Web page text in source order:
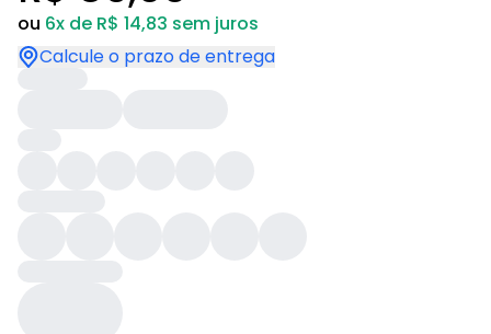
ou 6x de R$ 14,83 sem juros
Calcule o prazo de entrega